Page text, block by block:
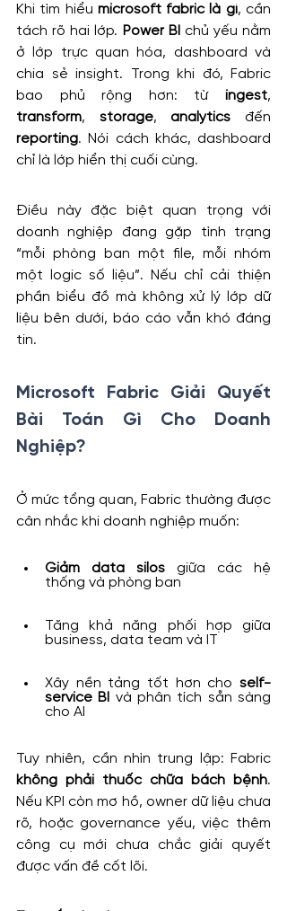
Khi tìm hiểu microsoft fabric là gì, cần
tách rõ hai lớp. Power BI chủ yếu nằm
ở lớp trực quan hóa, dashboard và
chia sẻ insight. Trong khi đó, Fabric
bao phủ rộng hơn: từ ingest
transform, storage, analytics
reporting. Nói cách khác, dashboard
chỉ là lớp hiển thị cuối cùng.
Điều này đặc biệt quan trọng với
doanh nghiệp đang gặp tình trạng
“mỗi phòng ban một file, mỗi nhóm
một logic số liệu”. Nếu chỉ cải thiện
phần biểu đồ mà không xử lý lớp dữ
liệu bên dưới, báo cáo vẫn khó đáng
tin.
Microsoft Fabric Giải Quyết
Bài Toán Gì Cho Doanh
Nghiệp?
Ở mức tổng quan, Fabric thường được
cân nhắc khi doanh nghiệp muốn:
Giảm data silos giữa các hệ
thống và phòng ban
Tăng khả năng phối hợp giữa
business, data team và IT
Xây nền tảng tốt hơn cho self-
service BI và phân tích sẵn sàng
cho AI
không phải thuốc chữa bách bệnh.
Nếu KPI còn mơ hồ, owner dữ liệu chưa
rõ, hoặc governance yếu, việc thêm
công cụ mới chưa chắc giải quyết
được vấn đề cốt lõi.